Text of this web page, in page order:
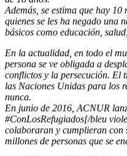
Además, se estima que hay
quienes se les ha negado una
básicos como educación,
En la actualidad, en todo el
persona se ve obligada a
conflictos y la persecución. El
las Naciones Unidas para los
nunca.
En junio de 2016, ACNUR
#ConLosRefugiados[/bleu
colaboraran y cumplieran con
millones de personas que se